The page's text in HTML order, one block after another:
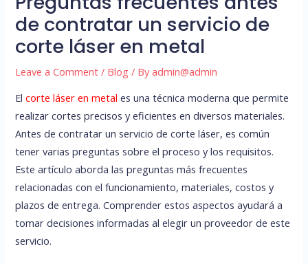
de contratar un servicio de
corte láser en metal
Leave a Comment / Blog / Byadmin@admin
Elcorte láser en metal es una técnica moderna que permite
realizar cortes precisos y eficientes en diversos materiales.
Antes de contratar un servicio de corte láser, es común
tener varias preguntas sobre el proceso y los requisitos.
Este artículo aborda las preguntas más frecuentes
relacionadas con el funcionamiento, materiales, costos y
plazos de entrega. Comprender estos aspectos ayudará a
tomar decisiones informadas al elegir un proveedor de este
servicio.